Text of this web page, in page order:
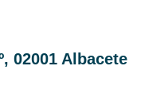
02001 Albacete